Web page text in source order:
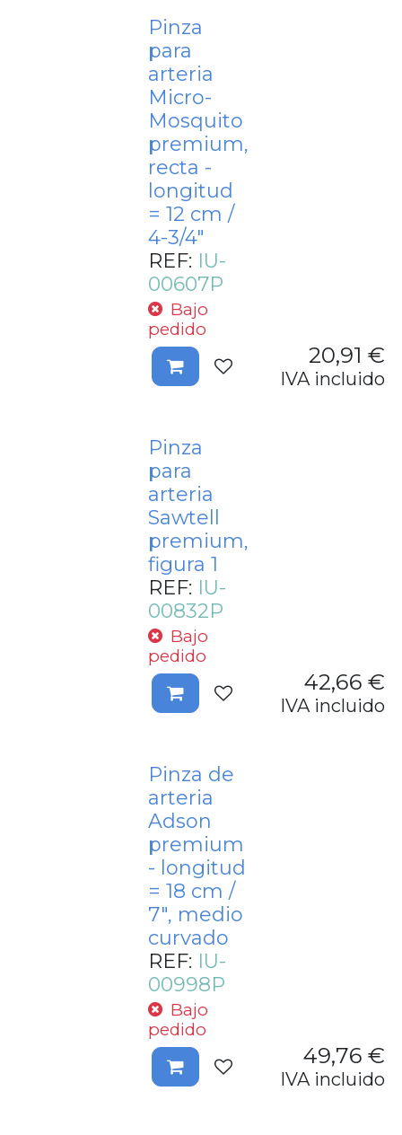
Pinza
para
arteria
Micro-
Mosquito
premium,
recta -
longitud
= 12 cm /
4-3/4"
REF: IU-
00607P
Bajo
pedido
20,91 €
IVA incluido
Pinza
para
arteria
Sawtell
premium,
figura 1
REF: IU-
00832P
Bajo
pedido
42,66 €
IVA incluido
Pinza de
arteria
Adson
premium
- longitud
= 18 cm /
7", medio
curvado
REF: IU-
00998P
Bajo
pedido
49,76 €
IVA incluido